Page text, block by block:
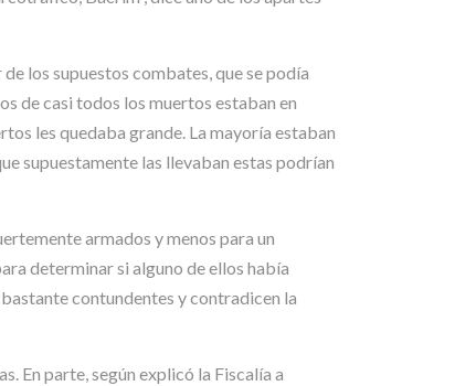
los supuestos combates, que se podía
de casi todos los muertos estaban en
les quedaba grande. La mayoría estaban
supuestamente las llevaban estas podrían
armados y menos para un
determinar si alguno de ellos había
contundentes y contradicen la
En parte, según explicó la Fiscalía a